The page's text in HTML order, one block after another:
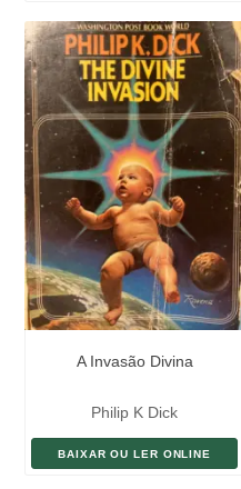
A Invasão Divina
Philip K Dick
BAIXAR OU LER ONLINE